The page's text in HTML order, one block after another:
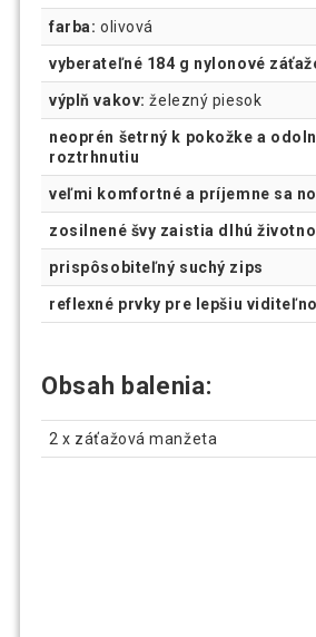
farba: olivová
vyberateľné 184 g nylonové
výplň vakov: železný piesok
neoprén šetrný k pokožke a
roztrhnutiu
veľmi komfortné a príjemne sa
zosilnené švy zaistia dlhú
prispôsobiteľný suchý zips
reflexné prvky pre lepšiu
Obsah balenia:
2 x záťažová manžeta